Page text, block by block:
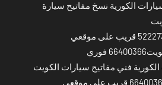
الكورية نسخ مفاتيح سيارة
فوري
فني مفاتيح سيارات الكويت